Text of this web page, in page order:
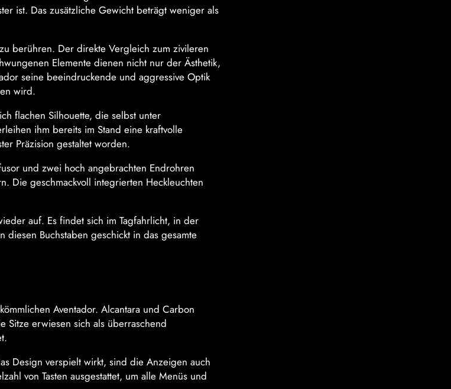
ist. Das zusätzliche Gewicht beträgt weniger als
berühren. Der direkte Vergleich zum zivileren
Elemente dienen nicht nur der Ästhetik,
seine beeindruckende und aggressive Optik
wird.
flachen Silhouette, die selbst unter
ihm bereits im Stand eine kraftvolle
Präzision gestaltet worden.
und zwei hoch angebrachten Endrohren
Die geschmackvoll integrierten Heckleuchten
auf. Es findet sich im Tagfahrlicht, in der
Buchstaben geschickt in das gesamte
Aventador. Alcantara und Carbon
Sitze erwiesen sich als überraschend
Design verspielt wirkt, sind die Anzeigen auch
von Tasten ausgestattet, um alle Menüs und